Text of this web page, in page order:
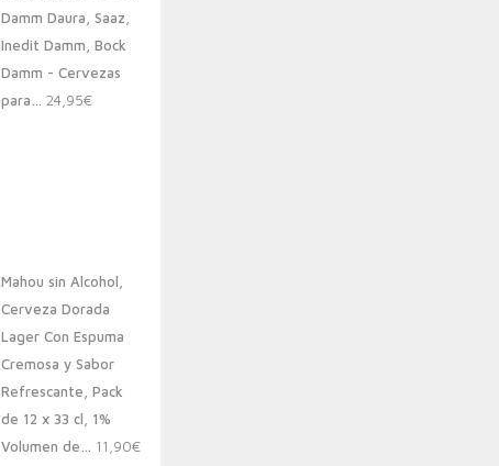
Damm Daura, Saaz,
Inedit Damm, Bock
Damm - Cervezas
para… 24,95€
Mahou sin Alcohol,
Cerveza Dorada
Lager Con Espuma
Cremosa y Sabor
Refrescante, Pack
de 12 x 33 cl, 1%
Volumen de… 11,90€